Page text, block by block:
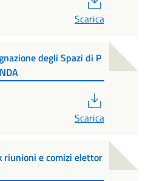
Scarica
degli Spazi di P
Scarica
riunioni e comizi elettor